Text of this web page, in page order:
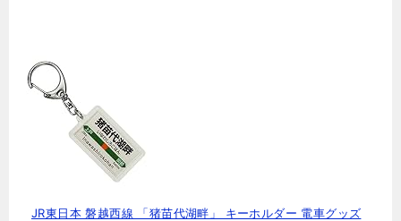
JR東日本 磐越西線 「猪苗代湖畔」 キーホルダー 電車グッズ